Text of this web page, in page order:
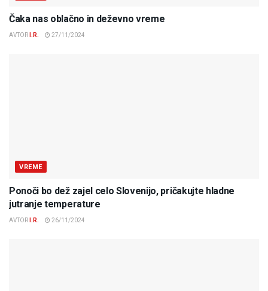
Čaka nas oblačno in deževno vreme
AVTOR I.R. 27/11/2024
VREME
Ponoči bo dež zajel celo Slovenijo, pričakujte hladne
jutranje temperature
AVTOR I.R. 26/11/2024